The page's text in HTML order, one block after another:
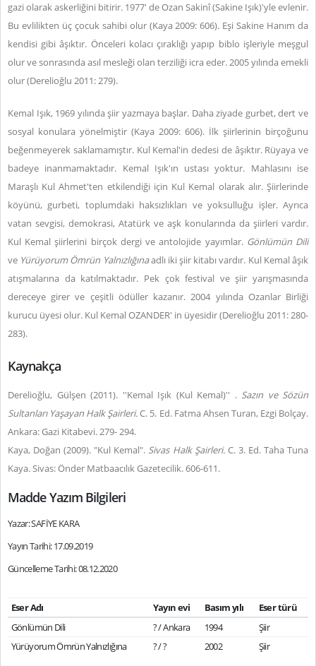
gazi olarak askerliğini bitirir. 1977' de Ozan Sakinî (Sakine Işık)'yle evlenir.
Bu evlilikten üç çocuk sahibi olur (Kaya 2009: 606). Eşi Sakine Hanım da
kendisi gibi âşıktır. Önceleri kolacı çıraklığı yapıp biblo işleriyle meşgul
olur ve sonrasında asıl mesleği olan terziliği icra eder. 2005 yılında emekli
olur (Derelioğlu 2011: 279).
Kemal Işık, 1969 yılında şiir yazmaya başlar. Daha ziyade gurbet, dert ve
sosyal konulara yönelmiştir (Kaya 2009: 606). İlk şiirlerinin birçoğunu
beğenmeyerek saklamamıştır. Kul Kemal'in dedesi de âşıktır. Rüyaya ve
badeye inanmamaktadır. Kemal Işık'ın ustası yoktur. Mahlasını ise
Maraşlı Kul Ahmet'ten etkilendiği için Kul Kemal olarak alır. Şiirlerinde
köyünü, gurbeti, toplumdaki haksızlıkları ve yoksulluğu işler. Ayrıca
vatan sevgisi, demokrasi, Atatürk ve aşk konularında da şiirleri vardır.
Kul Kemal şiirlerini birçok dergi ve antolojide yayımlar. Gönlümün Dili
ve Yürüyorum Ömrün Yalnızlığınaadlı iki şiir kitabı vardır. Kul Kemal âşık
atışmalarına da katılmaktadır. Pek çok festival ve şiir yarışmasında
dereceye girer ve çeşitli ödüller kazanır. 2004 yılında Ozanlar Birliği
kurucu üyesi olur. Kul Kemal OZANDER' in üyesidir (Derelioğlu 2011: 280-
283).
Kaynakça
Derelioğlu, Gülşen (2011). ''Kemal Işık (Kul Kemal)'' . Sazın ve Sözün
Sultanları Yaşayan Halk Şairleri.C. 5. Ed. Fatma Ahsen Turan, Ezgi Bolçay.
Ankara: Gazi Kitabevi. 279- 294.
Kaya, Doğan (2009). "Kul Kemal". Sivas Halk Şairleri.C. 3. Ed. Taha Tuna
Kaya. Sivas: Önder Matbaacılık Gazetecilik. 606-611.
Madde Yazım Bilgileri
Yazar: SAFİYE KARA
Yayın Tarihi: 17.09.2019
Güncelleme Tarihi: 08.12.2020
Eser Adı Yayın evi Basım yılı
Eser türü
Gönlümün Dili
? / Ankara 1994
Şiir
Yürüyorum Ömrün Yalnızlığına
? / ? 2002 Şiir